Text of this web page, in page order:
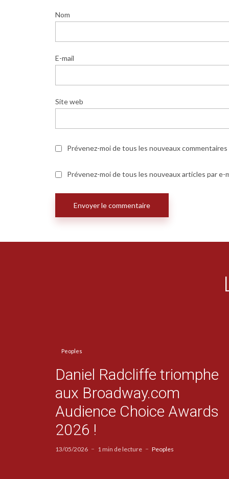
Nom
E-mail
Site web
Prévenez-moi de tous les nouveaux commentaires
Prévenez-moi de tous les nouveaux articles par e-
Peoples
Daniel Radcliffe triomphe
aux Broadway.com
Audience Choice Awards
2026 !
13/05/2026 1 min de lecture Peoples